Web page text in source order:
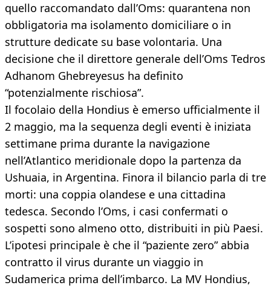
quello raccomandato dall’Oms: quarantena non
obbligatoria ma isolamento domiciliare o in
strutture dedicate su base volontaria. Una
decisione che il direttore generale dell’Oms Tedros
Adhanom Ghebreyesus ha definito
“potenzialmente rischiosa”.
Il focolaio della Hondius è emerso ufficialmente il
2 maggio, ma la sequenza degli eventi è iniziata
settimane prima durante la navigazione
nell’Atlantico meridionale dopo la partenza da
Ushuaia, in Argentina. Finora il bilancio parla di tre
morti: una coppia olandese e una cittadina
tedesca. Secondo l’Oms, i casi confermati o
sospetti sono almeno otto, distribuiti in più Paesi.
L’ipotesi principale è che il “paziente zero” abbia
contratto il virus durante un viaggio in
Sudamerica prima dell’imbarco. La MV Hondius,